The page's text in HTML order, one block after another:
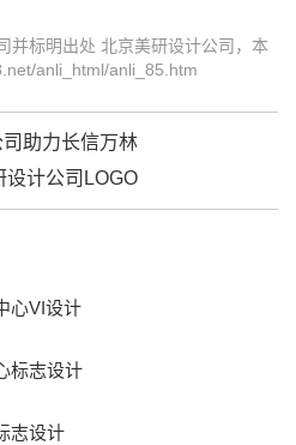
并标明出处 北京美研设计公司，本
anli_html/anli_85.htm
助力长信万林
设计公司LOGO
心VI设计
标志设计
志设计